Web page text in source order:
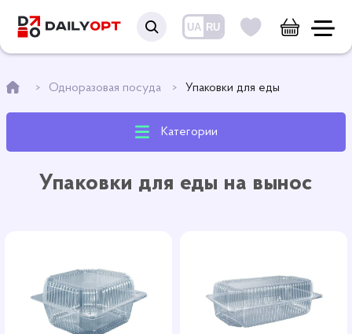
UA RU
Одноразовая посуда Упаковки для еды
Категории
Упаковки для еды на вынос